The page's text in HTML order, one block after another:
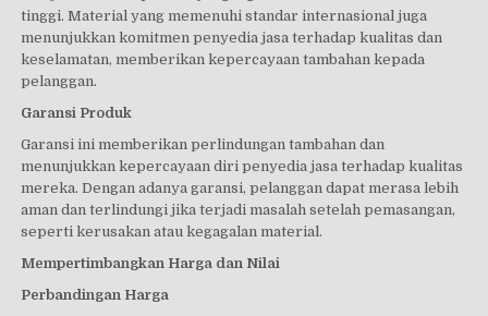
tinggi. Material yang memenuhi standar internasional juga
menunjukkan komitmen penyedia jasa terhadap kualitas dan
keselamatan, memberikan kepercayaan tambahan kepada
pelanggan.
Garansi Produk
Garansi ini memberikan perlindungan tambahan dan
menunjukkan kepercayaan diri penyedia jasa terhadap kualitas
mereka. Dengan adanya garansi, pelanggan dapat merasa lebih
aman dan terlindungi jika terjadi masalah setelah pemasangan,
seperti kerusakan atau kegagalan material.
Mempertimbangkan Harga dan Nilai
Perbandingan Harga